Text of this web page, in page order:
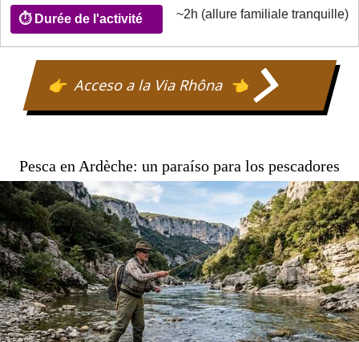
d'ouverture
Durée
de
~2h (allure familiale tranquille)
Acceso a la Via Rhôna
Pesca en Ardèche: un paraíso para los pescadores